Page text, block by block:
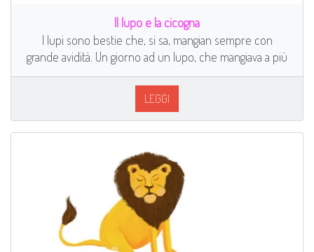
Il lupo e la cicogna
I lupi sono bestie che, si sa, mangian sempre con
grande avidità. Un giorno ad un lupo, che mangiava a più
LEGGI